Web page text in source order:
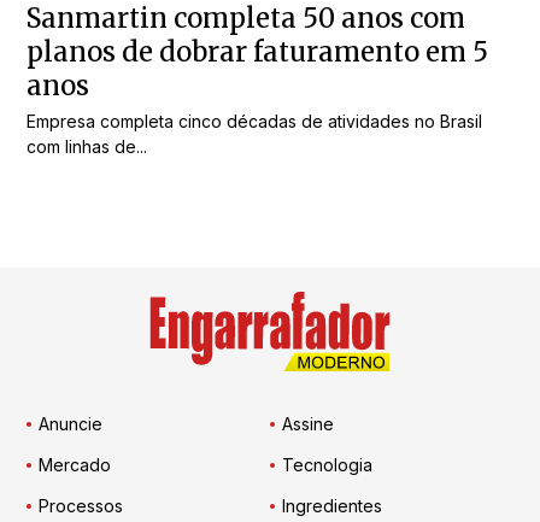
Sanmartin completa 50 anos com
planos de dobrar faturamento em 5
anos
Empresa completa cinco décadas de atividades no Brasil
com linhas de...
Anuncie
Assine
Mercado
Tecnologia
Processos
Ingredientes